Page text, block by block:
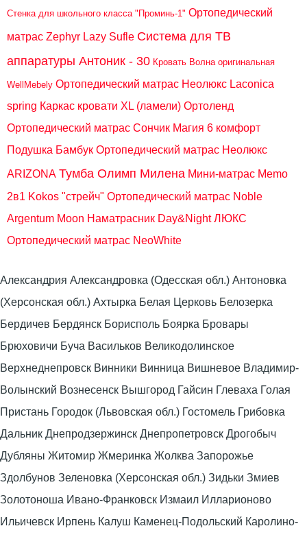
Стенка для школьного класса "Проминь-1" Ортопедический
матрас Zephyr Lazy Sufle Система для ТВ
аппаратуры Антоник - 30 Кровать Волна оригинальная
WellMebely Ортопедический матрас Неолюкс Laconica
spring Каркас кровати XL (ламели) Ортоленд
Ортопедический матрас Сончик Магия 6 комфорт
Подушка Бамбук Ортопедический матрас Неолюкс
ARIZONA Тумба Олимп Милена Мини-матрас Memo
2в1 Kokos "стрейч" Ортопедический матрас Noble
Argentum Moon Наматрасник Day&Night ЛЮКС
Ортопедический матрас NeoWhite
Александрия Александровка (Одесская обл.) Антоновка
(Херсонская обл.) Ахтырка Белая Церковь Белозерка
Бердичев Бердянск Борисполь Боярка Бровары
Брюховичи Буча Васильков Великодолинское
Верхнеднепровск Винники Винница Вишневое Владимир-
Волынский Вознесенск Вышгород Гайсин Глеваха Голая
Пристань Городок (Львовская обл.) Гостомель Грибовка
Дальник Днепродзержинск Днепропетровск Дрогобыч
Дубляны Житомир Жмеринка Жолква Запорожье
Здолбунов Зеленовка (Херсонская обл.) Зидьки Змиев
Золотоноша Ивано-Франковск Измаил Илларионово
Ильичевск Ирпень Калуш Каменец-Подольский Каролино-